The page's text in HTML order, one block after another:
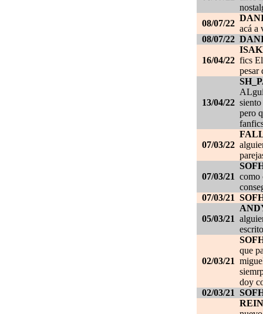
08/07/22
acá a
08/07/22
16/04/22 fics
pesar
13/04/22
pero
07/03/22
07/03/21 como
07/03/21
05/03/21
02/03/21
que
doy
02/03/21